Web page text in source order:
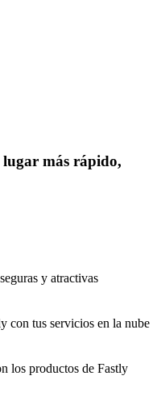
más rápido,
y atractivas
con tus servicios en la nube
los productos de Fastly